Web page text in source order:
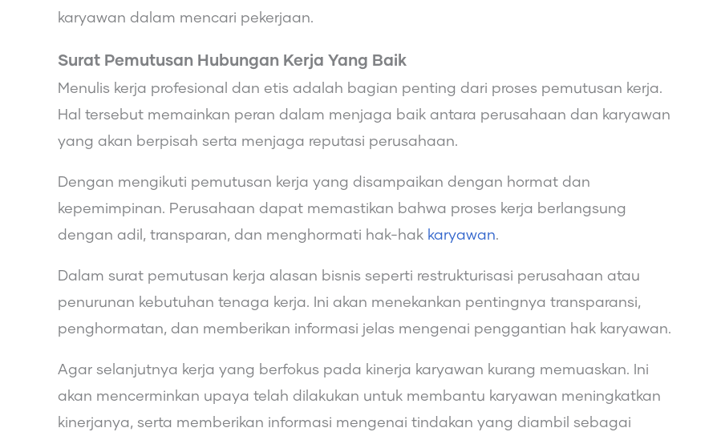
karyawan dalam mencari pekerjaan.
Surat Pemutusan Hubungan Kerja Yang Baik
Menulis kerja profesional dan etis adalah bagian penting dari proses pemutusan kerja.
Hal tersebut memainkan peran dalam menjaga baik antara perusahaan dan karyawan
yang akan berpisah serta menjaga reputasi perusahaan.
Dengan mengikuti pemutusan kerja yang disampaikan dengan hormat dan
kepemimpinan. Perusahaan dapat memastikan bahwa proses kerja berlangsung
dengan adil, transparan, dan menghormati hak-hak karyawan.
Dalam surat pemutusan kerja alasan bisnis seperti restrukturisasi perusahaan atau
penurunan kebutuhan tenaga kerja. Ini akan menekankan pentingnya transparansi,
penghormatan, dan memberikan informasi jelas mengenai penggantian hak karyawan.
Agar selanjutnya kerja yang berfokus pada kinerja karyawan kurang memuaskan. Ini
akan mencerminkan upaya telah dilakukan untuk membantu karyawan meningkatkan
kinerjanya, serta memberikan informasi mengenai tindakan yang diambil sebagai